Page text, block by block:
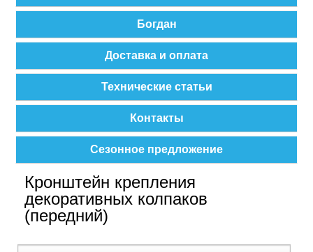
Богдан
Доставка и оплата
Технические статьи
Контакты
Сезонное предложение
Кронштейн крепления
декоративных колпаков
(передний)